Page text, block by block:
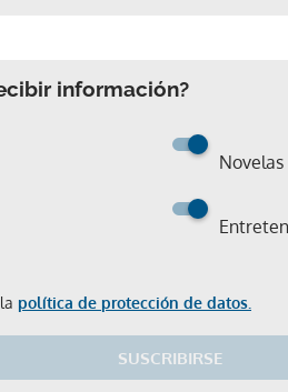
información?
Novelas
política de protección de datos.
SUSCRIBIRSE